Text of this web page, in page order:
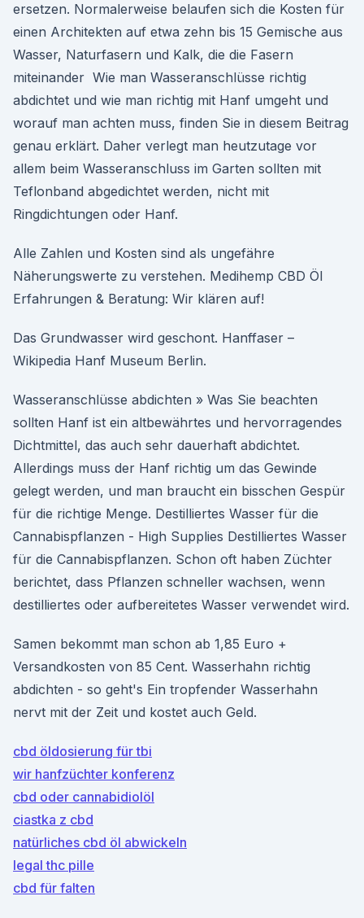
ersetzen. Normalerweise belaufen sich die Kosten für
einen Architekten auf etwa zehn bis 15 Gemische aus
Wasser, Naturfasern und Kalk, die die Fasern
miteinander Wie man Wasseranschlüsse richtig
abdichtet und wie man richtig mit Hanf umgeht und
worauf man achten muss, finden Sie in diesem Beitrag
genau erklärt. Daher verlegt man heutzutage vor
allem beim Wasseranschluss im Garten sollten mit
Teflonband abgedichtet werden, nicht mit
Ringdichtungen oder Hanf.
Alle Zahlen und Kosten sind als ungefähre
Näherungswerte zu verstehen. Medihemp CBD Öl
Erfahrungen & Beratung: Wir klären auf!
Das Grundwasser wird geschont. Hanffaser –
Wikipedia Hanf Museum Berlin.
Wasseranschlüsse abdichten » Was Sie beachten
sollten Hanf ist ein altbewährtes und hervorragendes
Dichtmittel, das auch sehr dauerhaft abdichtet.
Allerdings muss der Hanf richtig um das Gewinde
gelegt werden, und man braucht ein bisschen Gespür
für die richtige Menge. Destilliertes Wasser für die
Cannabispflanzen - High Supplies Destilliertes Wasser
für die Cannabispflanzen. Schon oft haben Züchter
berichtet, dass Pflanzen schneller wachsen, wenn
destilliertes oder aufbereitetes Wasser verwendet wird.
Samen bekommt man schon ab 1,85 Euro +
Versandkosten von 85 Cent. Wasserhahn richtig
abdichten - so geht's Ein tropfender Wasserhahn
nervt mit der Zeit und kostet auch Geld.
cbd öldosierung für tbi
wir hanfzüchter konferenz
cbd oder cannabidiolöl
ciastka z cbd
natürliches cbd öl abwickeln
legal thc pille
cbd für falten